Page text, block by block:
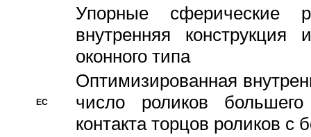
Упорные сферические
внутренняя
оконного типа
EC
Oптимизированная
число роликов
контакта торцов роликов с